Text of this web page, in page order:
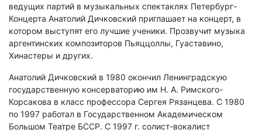
ведущих партий в музыкальных спектаклях Петербург-
Концерта Анатолий Дичковский приглашает на концерт, в
котором выступят его лучшие ученики. Прозвучит музыка
аргентинских композиторов Пьяццоллы, Гуаставино,
Хинастеры и других.
Анатолий Дичковский в 1980 окончил Ленинградскую
государственную консерваторию им Н. А. Римского-
Корсакова в класс профессора Сергея Рязанцева. С 1980
по 1997 работал в Государственном Академическом
Большом Театре БССР. С 1997 г. солист-вокалист